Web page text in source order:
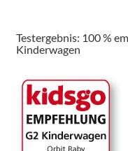
Testergebnis: 100 %
Kinderwagen